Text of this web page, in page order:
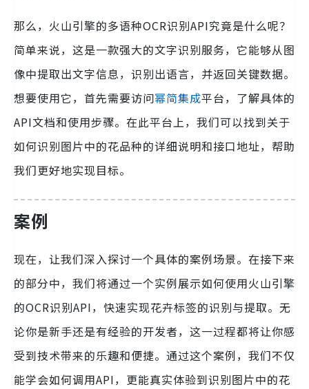
那么，火山引擎的多语种OCR识别API究竟是什么呢？
简单来说，这是一款强大的文字识别服务，它能够从图
像中提取出文字信息，识别出语言，并返回关键数据。
想要使用它，首先需要访问幂简集成平台，了解具体的
API文档和使用步骤。在此平台上，我们可以找到关于
如何识别图片中的花品种的详细说明和接口地址，帮助
我们更好地实现目标。
案例
现在，让我们深入探讨一个具体的案例场景。在接下来
的部分中，我们将通过一个实例展示如何使用火山引擎
的OCR识别API，快速实现花卉标签的识别与提取。无
论你是新手还是有经验的开发者，这一过程都将让你感
受到技术带来的乐趣和便捷。通过这个案例，我们不仅
能学会如何调用API，更能真实体验到识别图片中的花